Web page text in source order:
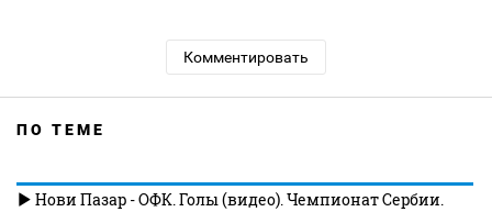
Комментировать
ПО ТЕМЕ
Нови Пазар - ОФК. Голы (видео). Чемпионат Сербии.